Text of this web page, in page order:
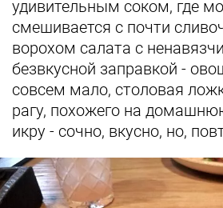
удивительным соком, где
смешивается с почти
ворохом салата с
безвкусной заправкой -
совсем мало, столовая
рагу, похожего на
икру - сочно, вкусно, но,